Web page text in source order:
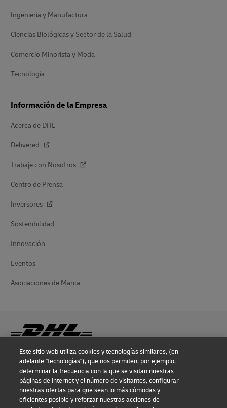
Ingeniería y Manufactura
Ciencias Biológicas y Sector de la Salud
Comercio Minorista y Moda
Tecnología
Información de la Empresa
Acerca de DHL
Delivered
Trabaje con Nosotros
Centro de Prensa
Inversores
Sostenibilidad
Innovación
Eventos
Asociaciones de Marca
Conocimiento sobre Fraudes
Aviso Legal
Condiciones de Uso
Este sitio web utiliza cookies y tecnologías similares, (en
adelante "tecnologías"), que nos permiten, por ejemplo,
determinar la frecuencia con la que se visitan nuestras
páginas de Internet y el número de visitantes, configurar
nuestras ofertas para que sean lo más cómodas y
eficientes posible y reforzar nuestras acciones de